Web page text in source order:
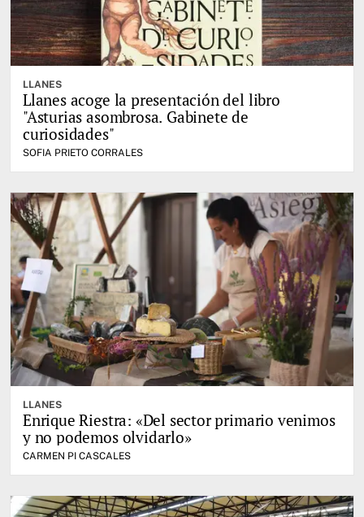
LLANES
Llanes acoge la presentación del libro
"Asturias asombrosa. Gabinete de
curiosidades"
SOFIA PRIETO CORRALES
LLANES
Enrique Riestra: «Del sector primario venimos
y no podemos olvidarlo»
CARMEN PI CASCALES